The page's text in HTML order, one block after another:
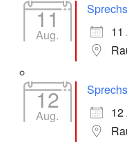
11
Aug.
11
12
Aug.
12